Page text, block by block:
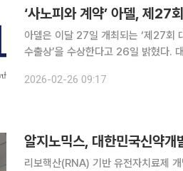
‘사노피와 계약’ 아델, 제27
아델은 이달 27일 개최되는 ‘제27회
수출상’을 수상한다고 26일 밝혔다. 대한민국신약개발상은 국내 바이오헬스 산업 발전과 신약 연구
가치와 글로벌 제약사 사노피와의 기
2026-02-26 09:17
알지노믹스, 대한민국신약개
리보핵산(RNA) 기반 유전자치료제